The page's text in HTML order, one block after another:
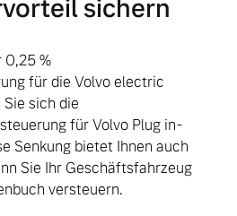
sichern
0,25 %
für die Volvo electric
sich die
für Volvo Plug in-
Senkung bietet Ihnen auch
Sie Ihr Geschäftsfahrzeug
versteuern.